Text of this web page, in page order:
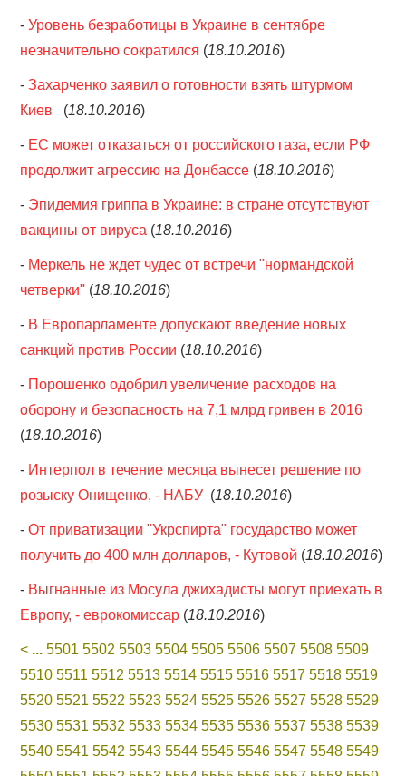
-Уровень безработицы в Украине в сентябре
незначительно сократился (18.10.2016)
-Захарченко заявил о готовности взять штурмом
Киев
(18.10.2016)
- ЕС может отказаться от российского газа, если РФ
продолжит агрессию на Донбассе (18.10.2016)
- Эпидемия гриппа в Украине: в стране отсутствуют
вакцины от вируса (18.10.2016)
- Меркель не ждет чудес от встречи "нормандской
четверки" (18.10.2016)
- В Европарламенте допускают введение новых
санкций против России (18.10.2016)
- Порошенко одобрил увеличение расходов на
оборону и безопасность на 7,1 млрд гривен в 2016
(18.10.2016)
- Интерпол в течение месяца вынесет решение по
розыску Онищенко, - НАБУ (18.10.2016)
-От приватизации "Укрспирта" государство может
получить до 400 млн долларов, - Кутовой (18.10.2016)
- Выгнанные из Мосула джихадисты могут приехать в
Европу, - еврокомиссар (18.10.2016)
< ... 5501 5502 5503 5504 5505 5506 5507 5508 5509
5510 5511 5512 5513 5514 5515 5516 5517 5518 5519
5520 5521 5522 5523 5524 5525 5526 5527 5528 5529
5530 5531 5532 5533 5534 5535 5536 5537 5538 5539
5540 5541 5542 5543 5544 5545 5546 5547 5548 5549